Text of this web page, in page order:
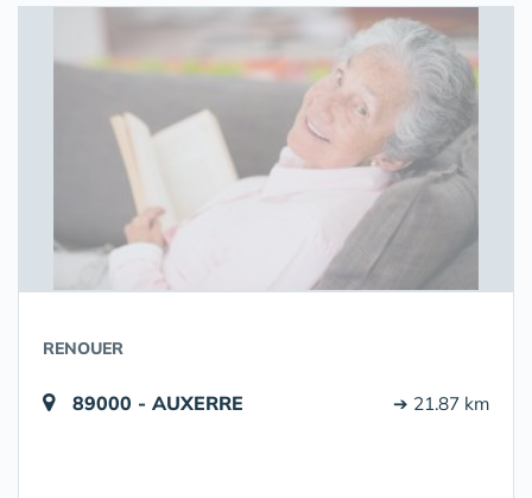
RENOUER
89000 - AUXERRE ➔ 21.87 km